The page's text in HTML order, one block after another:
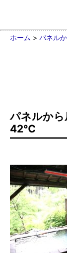
ホーム > パネル
パネルから
42℃